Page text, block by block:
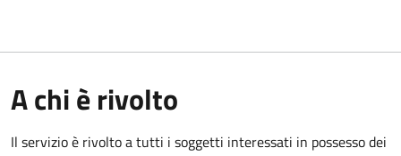
A chi è rivolto
Il servizio è rivolto a tutti i soggetti interessati in possesso dei